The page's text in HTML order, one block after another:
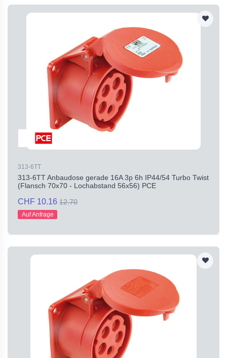
313-6TT
313-6TT Anbaudose gerade 16A 3p 6h IP44/54 Turbo Twist
(Flansch 70x70 - Lochabstand 56x56) PCE
CHF 10.16 12.70
Auf Anfrage